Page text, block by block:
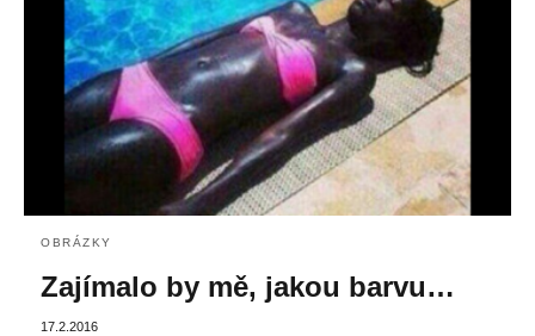
OBRÁZKY
Zajímalo by mě, jakou barvu…
17.2.2016